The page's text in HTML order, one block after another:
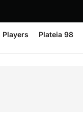
Players Plateia 98